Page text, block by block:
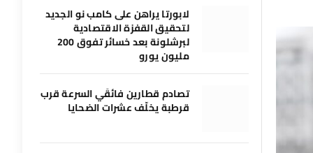
لابورتا يراهن على كامب نو الجديد
لتحقيق القفزة الاقتصادية
لبرشلونة بعد خسائر تفوق 200
مليون يورو
تصادم قطارين فائقَي السرعة قرب
قرطبة يخلّف عشرات الضحايا